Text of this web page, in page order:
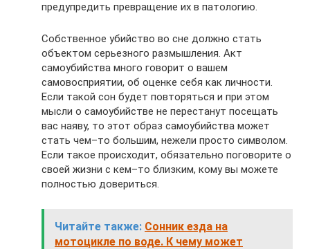
предупредить превращение их в патологию.
Собственное убийство во сне должно стать
объектом серьезного размышления. Акт
самоубийства много говорит о вашем
самовосприятии, об оценке себя как личности.
Если такой сон будет повторяться и при этом
мысли о самоубийстве не перестанут посещать
вас наяву, то этот образ самоубийства может
стать чем–то большим, нежели просто символом.
Если такое происходит, обязательно поговорите о
своей жизни с кем–то близким, кому вы можете
полностью довериться.
Читайте также: Сонник езда на
мотоцикле по воде. К чему может